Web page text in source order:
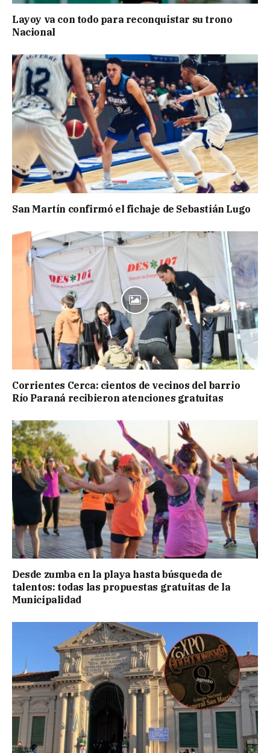
Layoy va con todo para reconquistar su trono
Nacional
San Martín confirmó el fichaje de Sebastián Lugo
Corrientes Cerca: cientos de vecinos del barrio
Río Paraná recibieron atenciones gratuitas
Desde zumba en la playa hasta búsqueda de
talentos: todas las propuestas gratuitas de la
Municipalidad